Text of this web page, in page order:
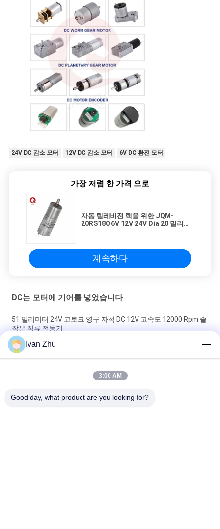
24V DC 감소 모터 12V DC 감소 모터 6V DC 환전 모터
가장 저렴 한 가격 으로
자동 텔레비전 랙을 위한 JQM-
20RS180 6V 12V 24V Dia 20 밀리미
계속하다
DC는 모터에 기어를 넣었습니다
51 밀리미터 24V 고토크 영구 자석 DC 12V 고속도 12000 Rpm 솔
작은 직류 전동기
1N.M 24VDC 기어드 모터는 의료기기를 위한 46 밀리미터 기어박
스 모터를 구불구불 나아갑니다
둘러싸인 370 46 밀리미터 6V 24V 12v고 토크 모터 ROHS
Ivan Zhu
3:00 AM
Good day, what product are you looking for?